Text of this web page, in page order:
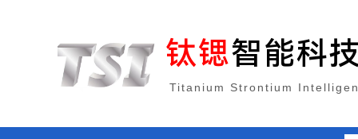
钛锶智能科
Titanium Strontium